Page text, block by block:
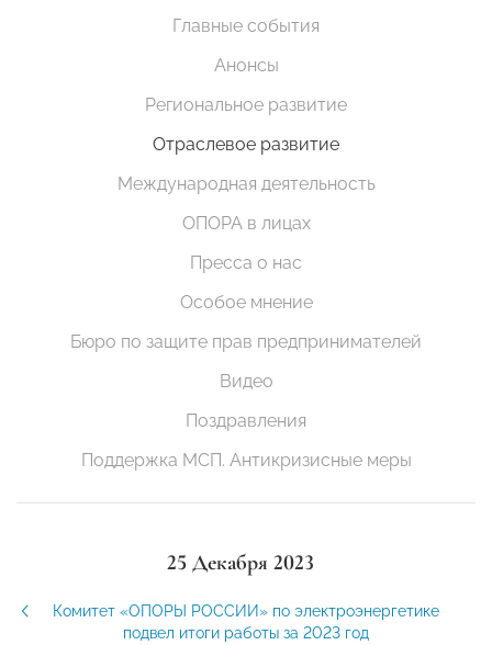
Главные события
Анонсы
Региональное развитие
Отраслевое развитие
Международная деятельность
ОПОРА в лицах
Пресса о нас
Особое мнение
Бюро по защите прав предпринимателей
Видео
Поздравления
Поддержка МСП. Антикризисные меры
25 Декабря 2023
Комитет «ОПОРЫ РОССИИ» по электроэнергетике
подвел итоги работы за 2023 год